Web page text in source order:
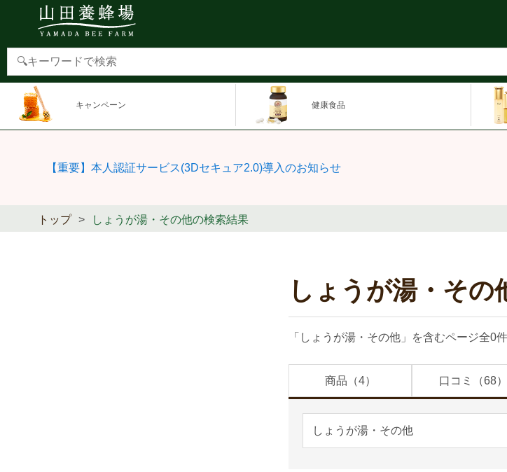
キャンペーン 健康食品
【重要】本人認証サービス(3Dセキュア2.0)導入のお知らせ
トップ しょうが湯・その他の検索結果
しょうが湯・その
「しょうが湯・その他」を含むページ全0
商品（4） 口コミ（68）